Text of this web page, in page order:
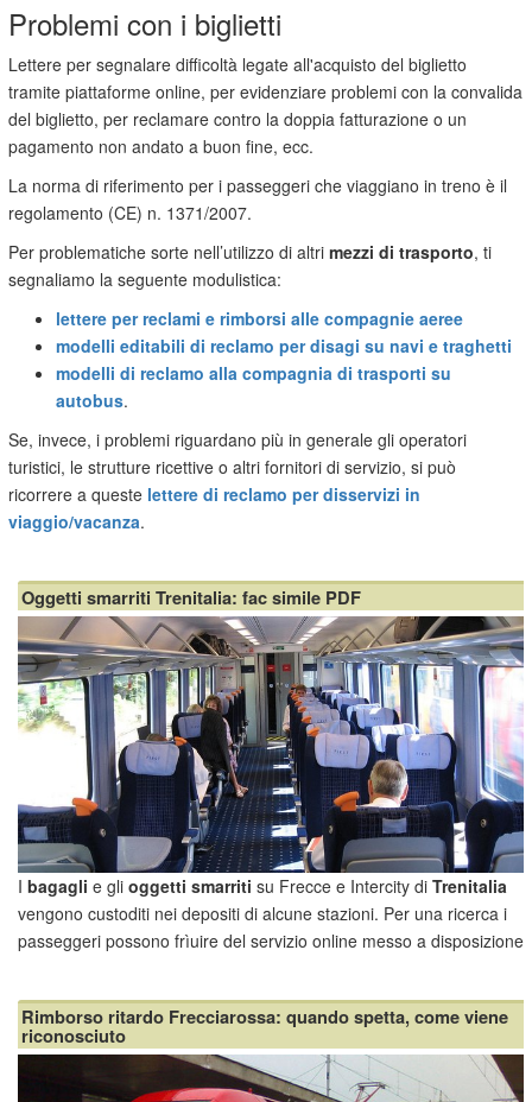
Problemi con i biglietti
Lettere per segnalare difficoltà legate all'acquisto del biglietto
tramite piattaforme online, per evidenziare problemi con la convalida
del biglietto, per reclamare contro la doppia fatturazione o un
pagamento non andato a buon fine, ecc.
La norma di riferimento per i passeggeri che viaggiano in treno è il
regolamento (CE) n. 1371/2007.
Per problematiche sorte nell’utilizzo di altrimezzi di trasporto, ti
segnaliamo la seguente modulistica:
lettere per reclami e rimborsi alle compagnie aeree
modelli editabili di reclamo per disagi su navi e traghetti
modelli di reclamo alla compagnia di trasporti su
autobus.
Se, invece, i problemi riguardano più in generale gli operatori
turistici, le strutture ricettive o altri fornitori di servizio, si può
ricorrere a queste lettere di reclamo per disservizi in
viaggio/vacanza.
Oggetti smarriti Trenitalia: fac simile PDF
Ibagagli e glioggetti smarriti su Frecce e Intercity diTrenitalia
vengono custoditi nei depositi di alcune stazioni. Per una ricerca i
passeggeri possono frìuire del servizio online messo a disposizione
Rimborso ritardo Frecciarossa: quando spetta, come viene
riconosciuto